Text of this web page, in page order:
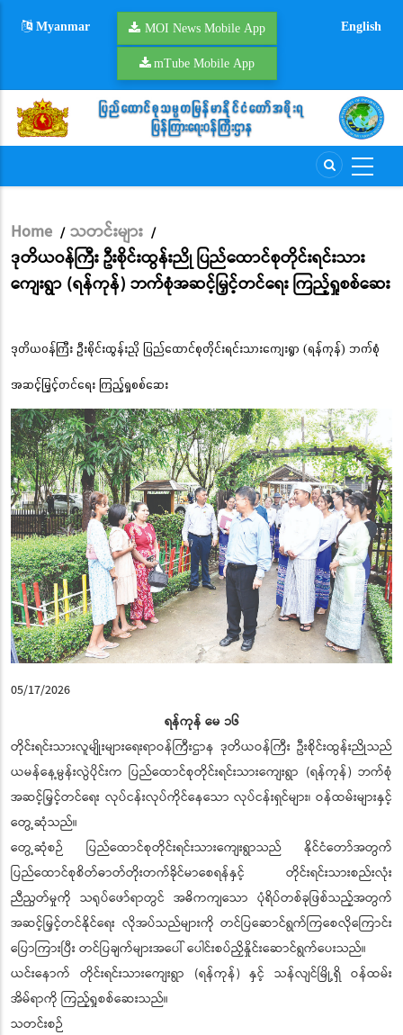
Myanmar MOI News Mobile App
mTube Mobile App
English
Breadcrumb
Home / သတင်းများ /
ဒုတိယဝန်ကြီး ဦးစိုင်းထွန်းညို ပြည်ထောင်စုတိုင်းရင်းသား
ကျေးရွာ (ရန်ကုန်) ဘက်စုံအဆင့်မြှင့်တင်ရေး ကြည့်ရှုစစ်ဆေး
ဒုတိယဝန်ကြီး ဦးစိုင်းထွန်းညို ပြည်ထောင်စုတိုင်းရင်းသားကျေးရွာ (ရန်ကုန်) ဘက်စုံ
အဆင့်မြှင့်တင်ရေး ကြည့်ရှုစစ်ဆေး
05/17/2026
ရန်ကုန် မေ ၁၆
တိုင်းရင်းသားလူမျိုးများရေးရာဝန်ကြီးဌာန ဒုတိယဝန်ကြီး ဦးစိုင်းထွန်းညိုသည်
ယမန်နေ့မွန်းလွဲပိုင်းက ပြည်ထောင်စုတိုင်းရင်းသားကျေးရွာ (ရန်ကုန်) ဘက်စုံ
အဆင့်မြှင့်တင်ရေး လုပ်ငန်းလုပ်ကိုင်နေသော လုပ်ငန်းရှင်များ၊ ဝန်ထမ်းများနှင့်
တွေ့ဆုံသည်။
တွေ့ဆုံစဉ် ပြည်ထောင်စုတိုင်းရင်းသားကျေးရွာသည် နိုင်ငံတော်အတွက်
ပြည်ထောင်စုစိတ်ဓာတ်တိုးတက်ခိုင်မာစေရန်နှင့် တိုင်းရင်းသားစည်းလုံး
ညီညွတ်မှုကို သရုပ်ဖော်ရာတွင် အဓိကကျသော ပုံရိပ်တစ်ခုဖြစ်သည့်အတွက်
အဆင့်မြှင့်တင်နိုင်ရေး လိုအပ်သည်များကို တင်ပြဆောင်ရွက်ကြစေလိုကြောင်း
ပြောကြားပြီး တင်ပြချက်များအပေါ် ပေါင်းစပ်ညှိနှိုင်းဆောင်ရွက်ပေးသည်။
ယင်းနောက် တိုင်းရင်းသားကျေးရွာ (ရန်ကုန်) နှင့် သန်လျင်မြို့ရှိ ဝန်ထမ်း
အိမ်ရာကို ကြည့်ရှုစစ်ဆေးသည်။
သတင်းစဉ်